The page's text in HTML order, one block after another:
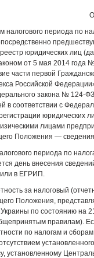
налогового периода по
юридических лиц
от 5 мая 2014 года
части первой
Российской
закона № 124-
в соответствии с
юридических
лицами
Положения —
периода по
день внесения
в ЕГРИП.
за налоговый
Положения,
по состоянию на
правилам).
по налогам и
установленному